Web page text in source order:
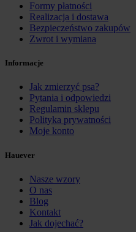
Formy płatności
Realizacja i dostawa
Bezpieczeństwo zakupów
Zwrot i wymiana
Informacje
Jak zmierzyć psa?
Pytania i odpowiedzi
Regulamin sklepu
Polityka prywatności
Moje konto
Hauever
Nasze wzory
O nas
Blog
Kontakt
Jak dojechać?